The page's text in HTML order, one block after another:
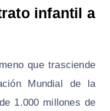
infantil a
que trasciende
Mundial de la
1.000 millones de